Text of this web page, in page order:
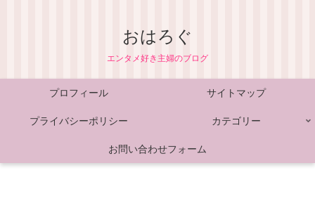
おはろぐ
エンタメ好き主婦のブログ
プロフィール サイトマップ
プライバシーポリシー カテゴリー
お問い合わせフォーム